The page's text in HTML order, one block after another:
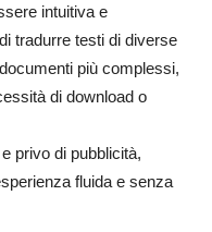
intuitiva e
tradurre testi di diverse
più complessi,
di download o
privo di pubblicità,
fluida e senza